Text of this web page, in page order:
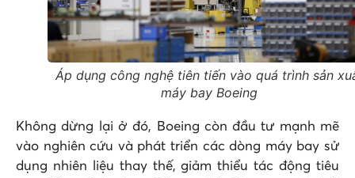
Áp dụng công nghệ tiên tiến vào quá trình sản
máy bay Boeing
Không dừng lại ở đó, Boeing còn đầu tư mạnh mẽ
vào nghiên cứu và phát triển các dòng máy bay sử
dụng nhiên liệu thay thế, giảm thiểu tác động tiêu